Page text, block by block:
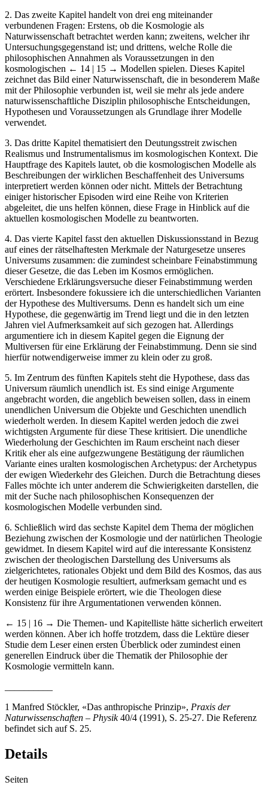
2. Das zweite Kapitel handelt von drei eng miteinander
verbundenen Fragen: Erstens, ob die Kosmologie als
Naturwissenschaft betrachtet werden kann; zweitens, welcher ihr
Untersuchungsgegenstand ist; und drittens, welche Rolle die
philosophischen Annahmen als Voraussetzungen in den
kosmologischen ← 14 | 15 → Modellen spielen. Dieses Kapitel
zeichnet das Bild einer Naturwissenschaft, die in besonderem Maße
mit der Philosophie verbunden ist, weil sie mehr als jede andere
naturwissenschaftliche Disziplin philosophische Entscheidungen,
Hypothesen und Voraussetzungen als Grundlage ihrer Modelle
verwendet.
3. Das dritte Kapitel thematisiert den Deutungsstreit zwischen
Realismus und Instrumentalismus im kosmologischen Kontext. Die
Hauptfrage des Kapitels lautet, ob die kosmologischen Modelle als
Beschreibungen der wirklichen Beschaffenheit des Universums
interpretiert werden können oder nicht. Mittels der Betrachtung
einiger historischer Episoden wird eine Reihe von Kriterien
abgeleitet, die uns helfen können, diese Frage in Hinblick auf die
aktuellen kosmologischen Modelle zu beantworten.
4. Das vierte Kapitel fasst den aktuellen Diskussionsstand in Bezug
auf eines der rätselhaftesten Merkmale der Naturgesetze unseres
Universums zusammen: die zumindest scheinbare Feinabstimmung
dieser Gesetze, die das Leben im Kosmos ermöglichen.
Verschiedene Erklärungsversuche dieser Feinabstimmung werden
erörtert. Insbesondere fokussiere ich die unterschiedlichen Varianten
der Hypothese des Multiversums. Denn es handelt sich um eine
Hypothese, die gegenwärtig im Trend liegt und die in den letzten
Jahren viel Aufmerksamkeit auf sich gezogen hat. Allerdings
argumentiere ich in diesem Kapitel gegen die Eignung der
Multiversen für eine Erklärung der Feinabstimmung. Denn sie sind
hierfür notwendigerweise immer zu klein oder zu groß.
5. Im Zentrum des fünften Kapitels steht die Hypothese, dass das
Universum räumlich unendlich ist. Es sind einige Argumente
angebracht worden, die angeblich beweisen sollen, dass in einem
unendlichen Universum die Objekte und Geschichten unendlich
wiederholt werden. In diesem Kapitel werden jedoch die zwei
wichtigsten Argumente für diese These kritisiert. Die unendliche
Wiederholung der Geschichten im Raum erscheint nach dieser
Kritik eher als eine aufgezwungene Bestätigung der räumlichen
Variante eines uralten kosmologischen Archetypus: der Archetypus
der ewigen Wiederkehr des Gleichen. Durch die Betrachtung dieses
Falles möchte ich unter anderem die Schwierigkeiten darstellen, die
mit der Suche nach philosophischen Konsequenzen der
kosmologischen Modelle verbunden sind.
6. Schließlich wird das sechste Kapitel dem Thema der möglichen
Beziehung zwischen der Kosmologie und der natürlichen Theologie
gewidmet. In diesem Kapitel wird auf die interessante Konsistenz
zwischen der theologischen Darstellung des Universums als
zielgerichtetes, rationales Objekt und dem Bild des Kosmos, das aus
der heutigen Kosmologie resultiert, aufmerksam gemacht und es
werden einige Beispiele erörtert, wie die Theologen diese
Konsistenz für ihre Argumentationen verwenden können.
← 15 | 16 → Die Themen- und Kapitelliste hätte sicherlich erweitert
werden können. Aber ich hoffe trotzdem, dass die Lektüre dieser
Studie dem Leser einen ersten Überblick oder zumindest einen
generellen Eindruck über die Thematik der Philosophie der
Kosmologie vermitteln kann.
1 Manfred Stöckler, «Das anthropische Prinzip», Praxis der
Naturwissenschaften – Physik40/4 (1991), S. 25-27. Die Referenz
befindet sich auf S. 25.
Details
Seiten